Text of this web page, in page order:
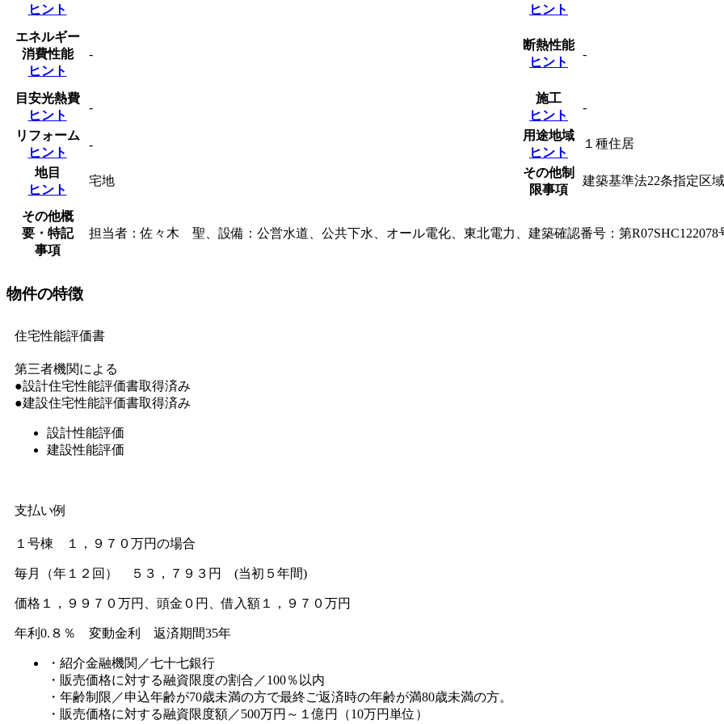
ヒント
ヒント
エネルギー
消費性能
ヒント
-
断熱性能
ヒント
-
目安光熱費
ヒント
-
施工
ヒント
-
リフォーム
ヒント
-
用途地域
ヒント
１種住居
地目
ヒント
宅地
その他制
限事項
建築基準法22条指定区域
その他概
要・特記
事項
担当者：佐々木 聖、設備：公営水道、公共下水、オール電化、東北電力、建築確認番号：第R07SHC122078
物件の特徴
住宅性能評価書
第三者機関による
●設計住宅性能評価書取得済み
●建設住宅性能評価書取得済み
設計性能評価
建設性能評価
支払い例
１号棟 １，９７０万円の場合
毎月（年１２回） ５３，７９３円 (当初５年間)
価格１，９９７０万円、頭金０円、借入額１，９７０万円
年利0.８％ 変動金利 返済期間35年
・紹介金融機関／七十七銀行
・販売価格に対する融資限度の割合／100％以内
・年齢制限／申込年齢が70歳未満の方で最終ご返済時の年齢が満80歳未満の方。
・販売価格に対する融資限度額／500万円～１億円（10万円単位）